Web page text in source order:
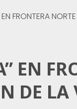
FRONTERA
EN
DE